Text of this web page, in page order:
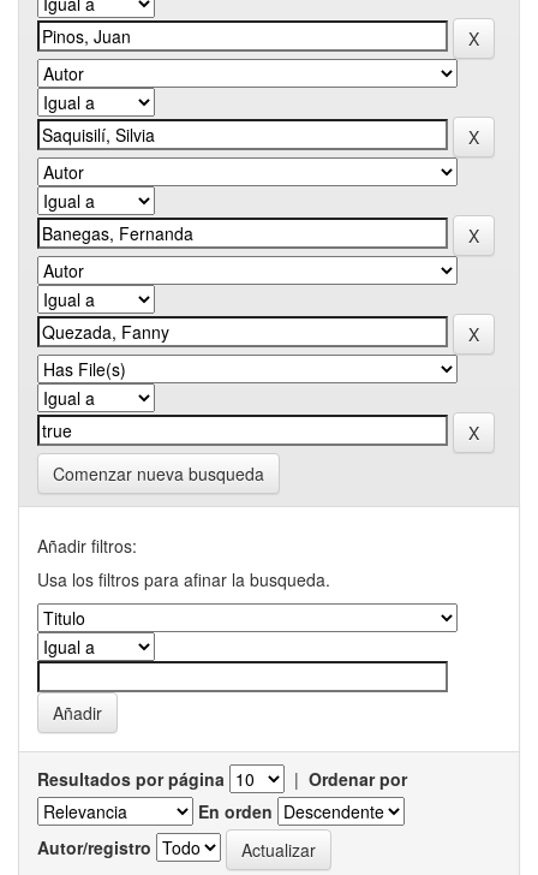
Comenzar nueva busqueda
Añadir filtros:
Usa los filtros para afinar la busqueda.
Resultados por página | Ordenar por
En orden
Autor/registro